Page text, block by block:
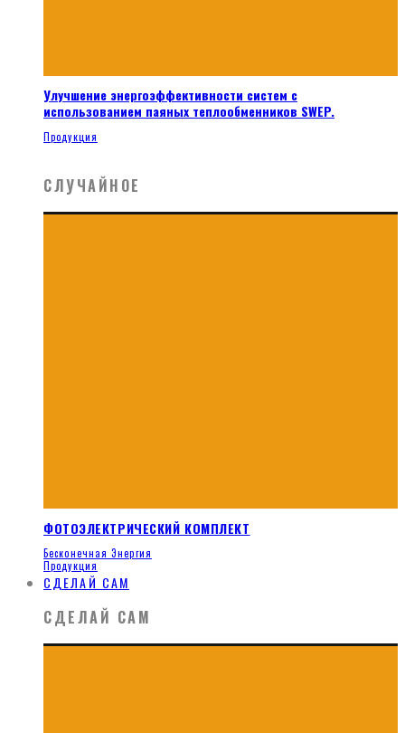
Улучшение энергоэффективности систем с
использованием паяных теплообменников SWEP.
Продукция
СЛУЧАЙНОЕ
ФОТОЭЛЕКТРИЧЕСКИЙ КОМПЛЕКТ
Бесконечная Энергия
Продукция
СДЕЛАЙ САМ
СДЕЛАЙ САМ